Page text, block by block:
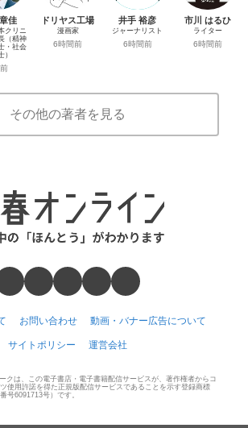
佳
クリニ
（精神
・社会
）
ドリヤス工場
漫画家
6時間前
井手 裕彦
ジャーナリスト
6時間前
市川 はるひ
ライター
6時間前
その他の著者を見る
お問い合わせ 動画・バナー広告について
サイトポリシー 運営会社
クは、この電子書店・電子書籍配信サービスが、著作権者からコ
使用許諾を得た正規版配信サービスであることを示す登録商標
番号6091713号）です。